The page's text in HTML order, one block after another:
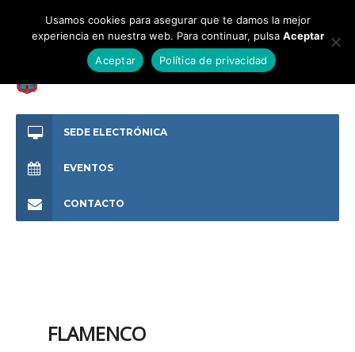
SEDE ELECTRÓNICA
EVENTOS
CONTACTO
FLAMENCO
Usamos cookies para asegurar que te damos la mejor
experiencia en nuestra web. Para continuar, pulsa Aceptar
Aceptar
Política de privacidad